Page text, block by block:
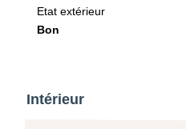
Etat extérieur
Bon
Intérieur